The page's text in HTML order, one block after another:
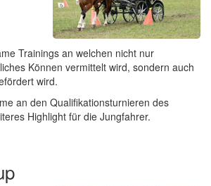
Trainings an welchen nicht nur
Können vermittelt wird, sondern auch
wird.
an den Qualifikationsturnieren des
Highlight für die Jungfahrer.